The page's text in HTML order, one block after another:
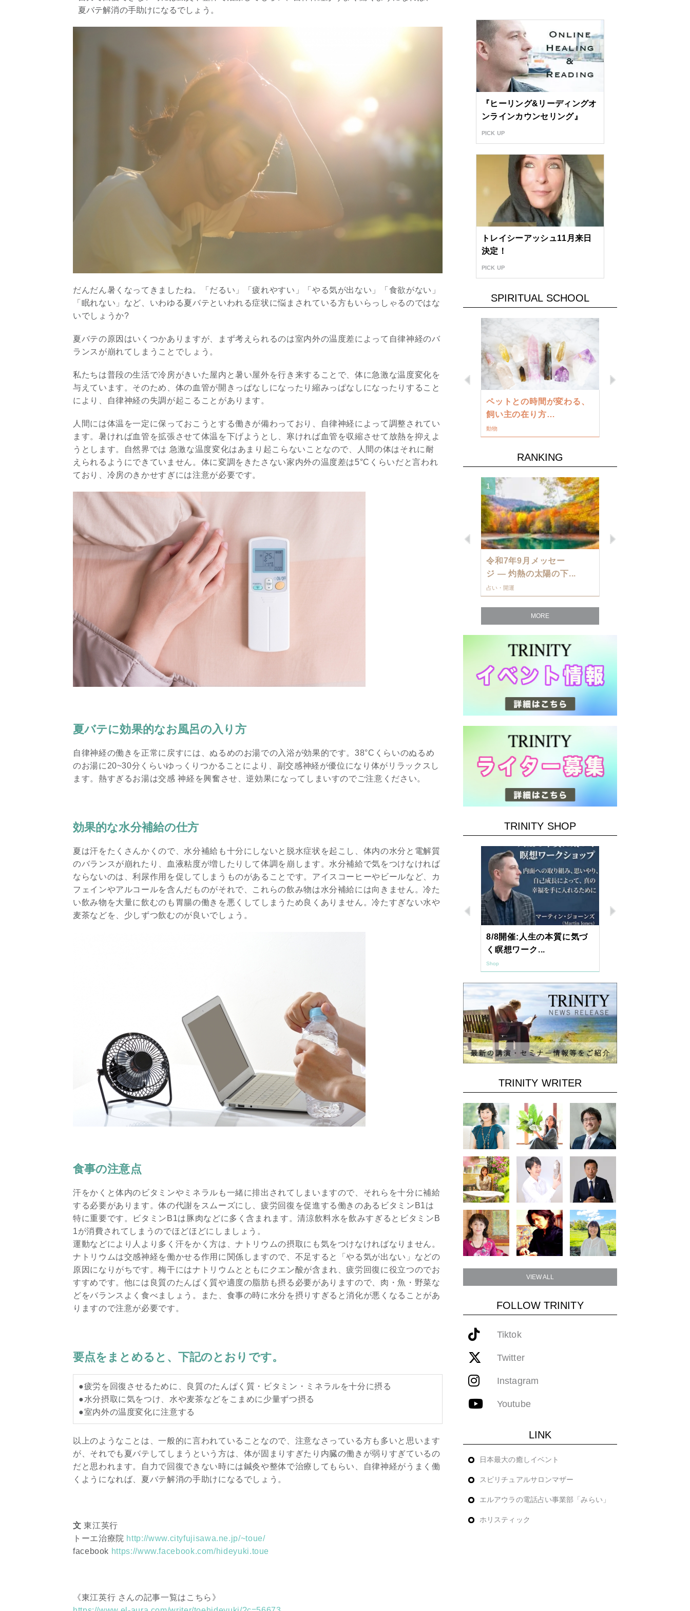
夏バテ解消の手助けになるでしょう。
だんだん暑くなってきましたね。「だるい」「疲れやすい」「やる気が出ない」「食欲がない」
「眠れない」など、いわゆる夏バテといわれる症状に悩まされている方もいらっしゃるのではな
いでしょうか?
夏バテの原因はいくつかありますが、まず考えられるのは室内外の温度差によって自律神経のバ
ランスが崩れてしまうことでしょう。
私たちは普段の生活で冷房がきいた屋内と暑い屋外を行き来することで、体に急激な温度変化を
与えています。そのため、体の血管が開きっぱなしになったり縮みっぱなしになったりすること
により、自律神経の失調が起こることがあります。
人間には体温を一定に保っておこうとする働きが備わっており、自律神経によって調整されてい
ます。暑ければ血管を拡張させて体温を下げようとし、寒ければ血管を収縮させて放熱を抑えよ
うとします。自然界では 急激な温度変化はあまり起こらないことなので、人間の体はそれに耐
えられるようにできていません。体に変調をきたさない家内外の温度差は5°Cくらいだと言われ
ており、冷房のきかせすぎには注意が必要です。
夏バテに効果的なお風呂の入り方
自律神経の働きを正常に戻すには、ぬるめのお湯での入浴が効果的です。38°Cくらいのぬるめ
のお湯に20~30分くらいゆっくりつかることにより、副交感神経が優位になり体がリラックスし
ます。熱すぎるお湯は交感 神経を興奮させ、逆効果になってしまいすのでご注意ください。
効果的な水分補給の仕方
夏は汗をたくさんかくので、水分補給も十分にしないと脱水症状を起こし、体内の水分と電解質
のバランスが崩れたり、血液粘度が増したりして体調を崩します。水分補給で気をつけなければ
ならないのは、利尿作用を促してしまうものがあることです。アイスコーヒーやビールなど、カ
フェインやアルコールを含んだものがそれで、これらの飲み物は水分補給には向きません。冷た
い飲み物を大量に飲むのも胃腸の働きを悪くしてしまうため良くありません。冷たすぎない水や
麦茶などを、少しずつ飲むのが良いでしょう。
食事の注意点
汗をかくと体内のビタミンやミネラルも一緒に排出されてしまいますので、それらを十分に補給
する必要があります。体の代謝をスムーズにし、疲労回復を促進する働きのあるビタミンB1は
特に重要です。ビタミンB1は豚肉などに多く含まれます。清涼飲料水を飲みすぎるとビタミンB
1が消費されてしまうのでほどほどにしましょう。
運動などにより人より多く汗をかく方は、ナトリウムの摂取にも気をつけなければなりません。
ナトリウムは交感神経を働かせる作用に関係しますので、不足すると「やる気が出ない」などの
原因になりがちです。梅干にはナトリウムとともにクエン酸が含まれ、疲労回復に役立つのでお
すすめです。他には良質のたんぱく質や適度の脂肪も摂る必要がありますので、肉・魚・野菜な
どをバランスよく食べましょう。また、食事の時に水分を摂りすぎると消化が悪くなることがあ
りますので注意が必要です。
要点をまとめると、下記のとおりです。
●疲労を回復させるために、良質のたんぱく質・ビタミン・ミネラルを十分に摂る
●水分摂取に気をつけ、水や麦茶などをこまめに少量ずつ摂る
●室内外の温度変化に注意する
以上のようなことは、一般的に言われていることなので、注意なさっている方も多いと思います
が、それでも夏バテしてしまうという方は、体が固まりすぎたり内臓の働きが弱りすぎているの
だと思われます。自力で回復できない時には鍼灸や整体で治療してもらい、自律神経がうまく働
くようになれば、夏バテ解消の手助けになるでしょう。
文 東江英行
トーエ治療院 http://www.cityfujisawa.ne.jp/~toue/
facebook https://www.facebook.com/hideyuki.toue
《東江英行 さんの記事一覧はこちら》
『ヒーリング&リーディングオ
ンラインカウンセリング』
PICK UP
トレイシーアッシュ11月来日
決定！
PICK UP
SPIRITUAL SCHOOL
Previous
スピリチュアルは現実を動
ペットとの時間が変わる、
飼い主の在り方…
動物
RANKING
Previous
1
令和7年9月メッセー
ジ — 灼熱の太陽の下...
占い・開運
MORE
TRINITY SHOP
Previous
8/8開催:人生の本質に気づ
く瞑想ワーク...
Shop
TRINITY WRITER
VIEW ALL
FOLLOW TRINITY
Tiktok
Twitter
Instagram
Youtube
LINK
日本最大の癒しイベント
スピリチュアルサロンマザー
エルアウラの電話占い事業部「みらい」
ホリスティック